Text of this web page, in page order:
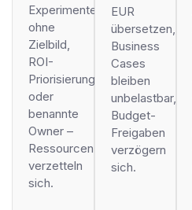
Experimente
ohne
Zielbild,
ROI-
Priorisierung
oder
benannte
Owner –
Ressourcen
verzetteln
sich.
EUR
übersetzen,
Business
Cases
bleiben
unbelastbar,
Budget-
Freigaben
verzögern
sich.